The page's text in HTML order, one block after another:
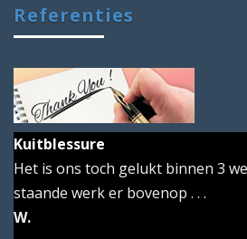
Referenties
Kuitblessure
Het is ons toch gelukt binnen 3
staande werk er bovenop . . .
W.